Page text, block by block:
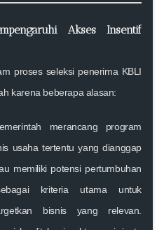
Akses Insentif
proses seleksi penerima KBLI
karena beberapa alasan:
merancang program
usaha tertentu yang dianggap
memiliki potensi pertumbuhan
kriteria utama untuk
bisnis yang relevan.